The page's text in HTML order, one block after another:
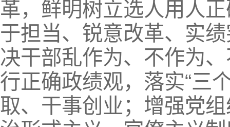
革，鲜明树立选人用人
于担当、锐意改革、实
决干部乱作为、不作为
行正确政绩观，落实“三
取、干事创业；增强党